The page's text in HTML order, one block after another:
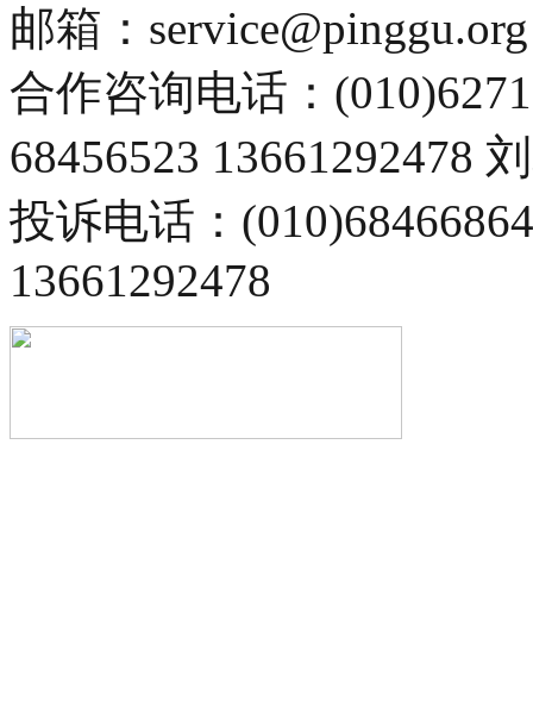
邮箱：service@pinggu.org
合作咨询电话：
68456523 13661292478
投诉电话：
13661292478